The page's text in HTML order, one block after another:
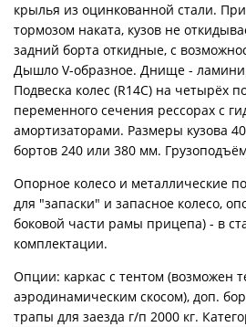
крылья из оцинкованной стали.
тормозом наката, кузов не
задний борта откидные, с
Дышло V-образное. Днище -
Подвеска колес (R14С) на четырёх
переменного сечения рессорах с
амортизаторами. Размеры кузова
бортов 240 или 380 мм.
Опорное колесо и металлические
для "запаски" и запасное колесо,
боковой части рамы прицепа) - в
комплектации.
Опции: каркас с тентом (возможен
аэродинамическим скосом), доп.
трапы для заезда г/п 2000 кг.